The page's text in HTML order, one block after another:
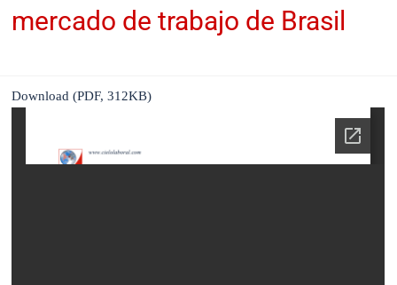
mercado de trabajo de Brasil
Download (PDF, 312KB)